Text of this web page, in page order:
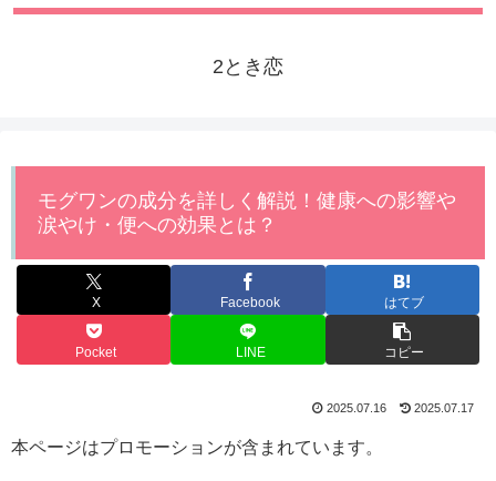
2とき恋
モグワンの成分を詳しく解説！健康への影響や
涙やけ・便への効果とは？
X Facebook はてブ
Pocket LINE コピー
2025.07.16 2025.07.17
本ページはプロモーションが含まれています。